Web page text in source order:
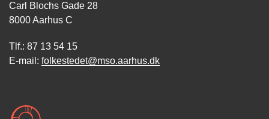
Carl Blochs Gade 28
8000 Aarhus C
Tlf.: 87 13 54 15
E-mail: folkestedet@mso.aarhus.dk